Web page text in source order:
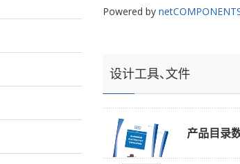
Powered by
设计工具、文件
产品目录